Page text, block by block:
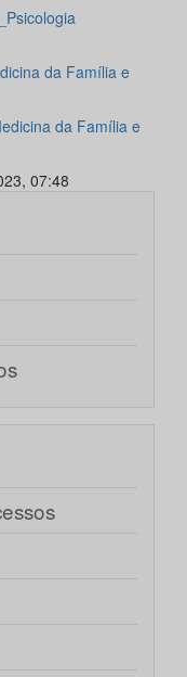
da Família e
da Família e
07:48